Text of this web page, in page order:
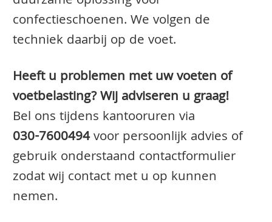
confectieschoenen. We volgen de
techniek daarbij op de voet.
Heeft u problemen met uw voeten of
voetbelasting? Wij adviseren u graag!
Bel ons tijdens kantooruren via
030-7600494voor persoonlijk advies of
gebruik onderstaand contactformulier
zodat wij contact met u op kunnen
nemen.